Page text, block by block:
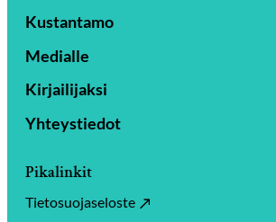
Kustantamo
Medialle
Kirjailijaksi
Yhteystiedot
Pikalinkit
Tietosuojaseloste